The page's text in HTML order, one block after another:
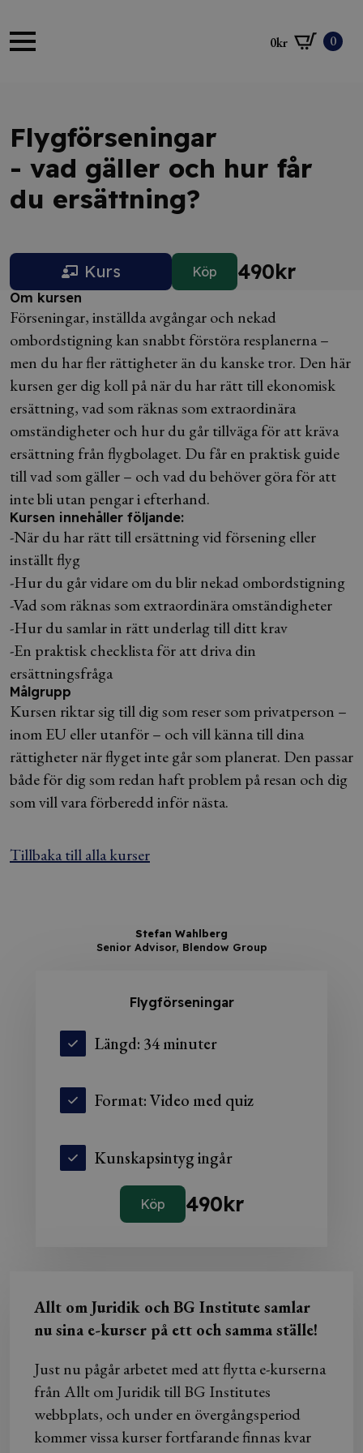
0kr 0
Flygförseningar
- vad gäller och hur får
du ersättning?
Kurs Köp 490kr
Om kursen
Förseningar, inställda avgångar och nekad
ombordstigning kan snabbt förstöra resplanerna –
men du har fler rättigheter än du kanske tror. Den här
kursen ger dig koll på när du har rätt till ekonomisk
ersättning, vad som räknas som extraordinära
omständigheter och hur du går tillväga för att kräva
ersättning från flygbolaget. Du får en praktisk guide
till vad som gäller – och vad du behöver göra för att
inte bli utan pengar i efterhand.
Kursen innehåller följande:
-När du har rätt till ersättning vid försening eller
inställt flyg
-Hur du går vidare om du blir nekad ombordstigning
-Vad som räknas som extraordinära omständigheter
-Hur du samlar in rätt underlag till ditt krav
-En praktisk checklista för att driva din
ersättningsfråga
Målgrupp
Kursen riktar sig till dig som reser som privatperson –
inom EU eller utanför – och vill känna till dina
rättigheter när flyget inte går som planerat. Den passar
både för dig som redan haft problem på resan och dig
som vill vara förberedd inför nästa.
Tillbaka till alla kurser
Stefan Wahlberg
Senior Advisor, Blendow Group
Flygförseningar
Längd: 34 minuter
Format: Video med quiz
Kunskapsintyg ingår
Köp 490kr
Allt om Juridik och BG Institute samlar
nu sina e-kurser på ett och samma ställe!
Just nu pågår arbetet med att flytta e-kurserna
från Allt om Juridik till BG Institutes
webbplats, och under en övergångsperiod
kommer vissa kurser fortfarande finnas kvar